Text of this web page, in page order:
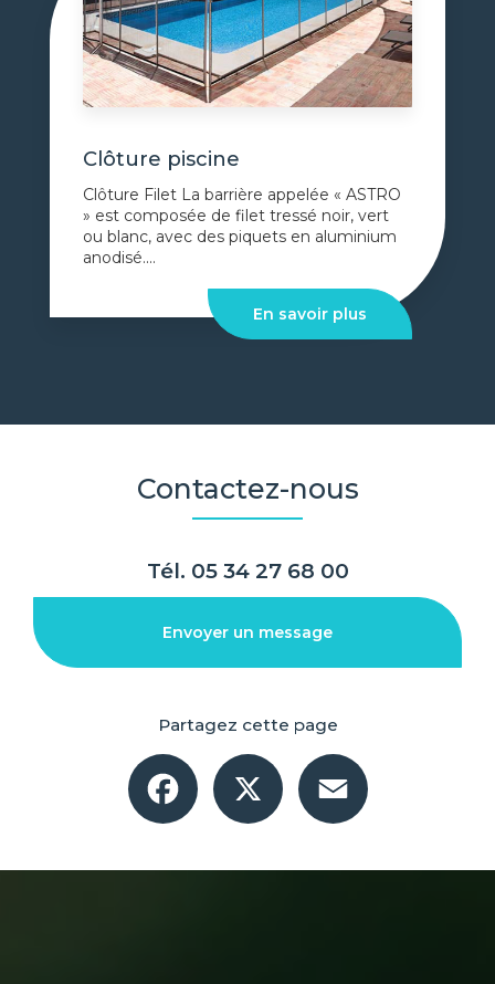
Clôture piscine
Clôture Filet La barrière appelée « ASTRO
» est composée de filet tressé noir, vert
ou blanc, avec des piquets en aluminium
anodisé....
En savoir plus
Contactez-nous
Tél. 05 34 27 68 00
Envoyer un message
Partagez cette page
Facebook